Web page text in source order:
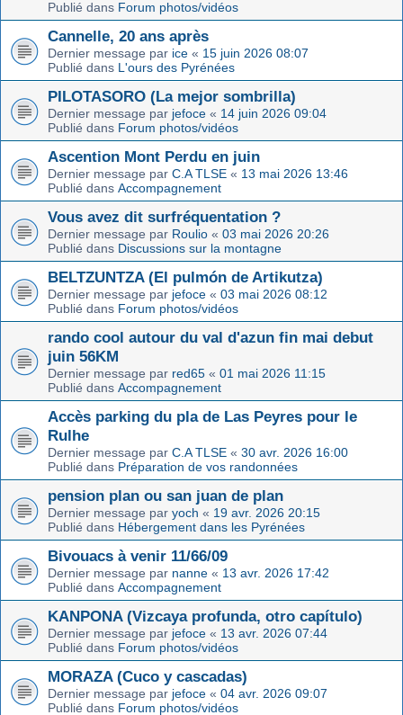
Publié dans Forum photos/vidéos
Cannelle, 20 ans après
Dernier message par ice « 15 juin 2026 08:07
Publié dans L'ours des Pyrénées
PILOTASORO (La mejor sombrilla)
Dernier message par jefoce « 14 juin 2026 09:04
Publié dans Forum photos/vidéos
Ascention Mont Perdu en juin
Dernier message par C.A TLSE « 13 mai 2026 13:46
Publié dans Accompagnement
Vous avez dit surfréquentation ?
Dernier message par Roulio « 03 mai 2026 20:26
Publié dans Discussions sur la montagne
BELTZUNTZA (El pulmón de Artikutza)
Dernier message par jefoce « 03 mai 2026 08:12
Publié dans Forum photos/vidéos
rando cool autour du val d'azun fin mai debut
juin 56KM
Dernier message par red65 « 01 mai 2026 11:15
Publié dans Accompagnement
Accès parking du pla de Las Peyres pour le
Rulhe
Dernier message par C.A TLSE « 30 avr. 2026 16:00
Publié dans Préparation de vos randonnées
pension plan ou san juan de plan
Dernier message par yoch « 19 avr. 2026 20:15
Publié dans Hébergement dans les Pyrénées
Bivouacs à venir 11/66/09
Dernier message par nanne « 13 avr. 2026 17:42
Publié dans Accompagnement
KANPONA (Vizcaya profunda, otro capítulo)
Dernier message par jefoce « 13 avr. 2026 07:44
Publié dans Forum photos/vidéos
MORAZA (Cuco y cascadas)
Dernier message par jefoce « 04 avr. 2026 09:07
Publié dans Forum photos/vidéos